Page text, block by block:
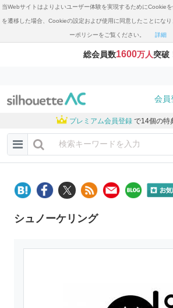
当Webサイトはよりよいユーザー体験を実現するためにCookie
を遷移した場合、Cookieの設定および使用に同意したことにな
ーポリシーをご覧ください。 詳細
総会員数1600万人突破
会員
プレミアム会員登録 で14個の特
シュノーケリング